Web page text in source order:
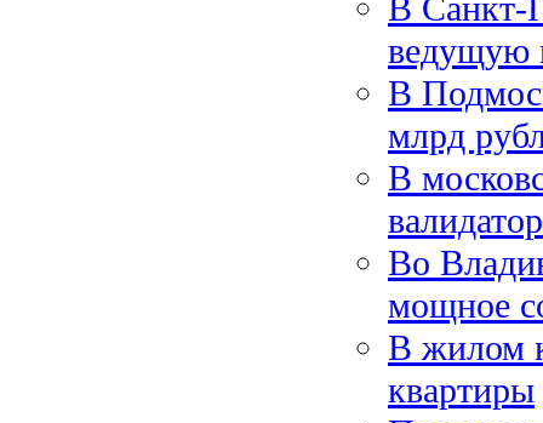
В Санкт-
ведущую
В
млрд
В
Во
мощное
В жилом
квартиры